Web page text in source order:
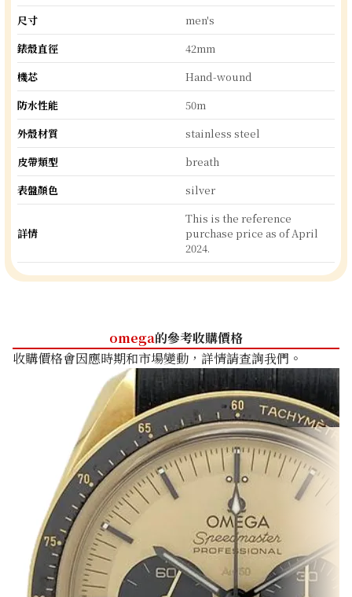
尺寸
men's
錶殼直徑
42mm
機芯
Hand-wound
防水性能
50m
外殼材質
stainless steel
皮帶類型
breath
表盤顏色
silver
詳情
This is the reference
purchase price as of April
2024.
omega的參考收購價格
收購價格會因應時期和市場變動，詳情請查詢我們。